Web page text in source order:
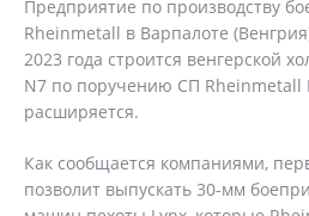
Предприятие по производству
Rheinmetall в Варпалоте
2023 года строится венгерской
N7 по поручению СП Rheinmetall
расширяется.
Как сообщается компаниями,
позволит выпускать 30-мм